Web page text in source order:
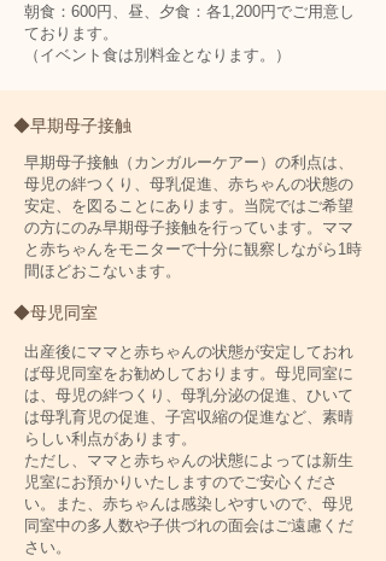
朝食：600円、昼、夕食：各1,200円でご用意し
ております。
​（イベント食は別料金となります。）
◆早期母子接触
早期母子接触（カンガルーケアー）の利点は、
母児の絆つくり、母乳促進、赤ちゃんの状態の
安定、を図ることにあります。当院ではご希望
の方にのみ早期母子接触を行っています。ママ
と赤ちゃんをモニターで十分に観察しながら1時
間ほどおこないます。
◆母児同室
出産後にママと赤ちゃんの状態が安定しておれ
ば母児同室をお勧めしております。母児同室に
は、母児の絆つくり、母乳分泌の促進、ひいて
は母乳育児の促進、子宮収縮の促進など、素晴
らしい利点があります。
ただし、ママと赤ちゃんの状態によっては新生
児室にお預かりいたしますのでご安心くださ
い。また、赤ちゃんは感染しやすいので、母児
同室中の多人数や子供づれの面会はご遠慮くだ
さい。